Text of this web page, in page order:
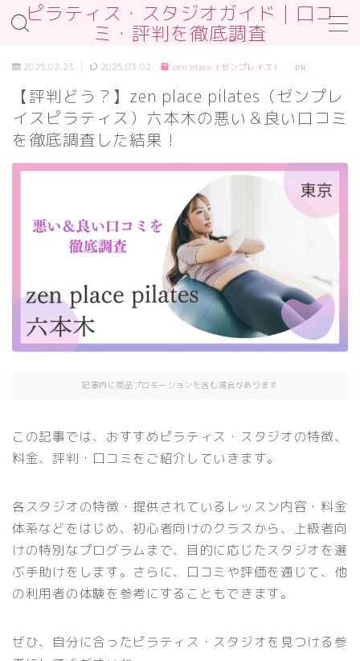
ピラティス・スタジオガイド｜口コ
ミ・評判を徹底調査
MENU
サンプルページ
デモプリセット記事 #2
プライバシーポリシー
プロフィール
利用規約／特定商取引法に基づく表記
利用規約／特定商取引法に基づく表記
有料記事の決済完了ページ
2025.02.23 2025.03.02 zen place（ゼンプレイス） PR
【評判どう？】zen place pilates（ゼンプレ
イスピラティス）六本木の悪い＆良い口コミ
を徹底調査した結果！
記事内に商品プロモーションを含む場合があります
この記事では、おすすめピラティス・スタジオの特徴、
料金、評判・口コミをご紹介していきます。
各スタジオの特徴・提供されているレッスン内容・料金
体系などをはじめ、初心者向けのクラスから、上級者向
けの特別なプログラムまで、目的に応じたスタジオを選
ぶ手助けをします。さらに、口コミや評価を通じて、他
の利用者の体験を参考にすることもできます。
ぜひ、自分に合ったピラティス・スタジオを見つける参